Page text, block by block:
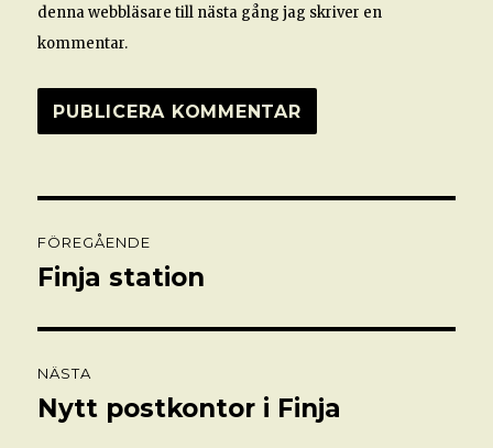
denna webbläsare till nästa gång jag skriver en
kommentar.
FÖREGÅENDE
Föregående
Finja station
NÄSTA
Nästa
Nytt postkontor i Finja